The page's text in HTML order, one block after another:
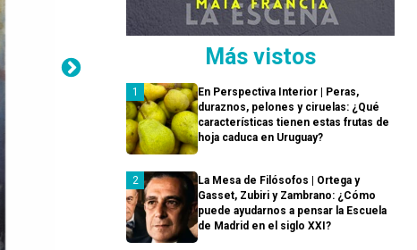
Más vistos
En Perspectiva Interior | Peras,
duraznos, pelones y ciruelas: ¿Qué
características tienen estas frutas de
hoja caduca en Uruguay?
La Mesa de Filósofos | Ortega y
Gasset, Zubiri y Zambrano: ¿Cómo
puede ayudarnos a pensar la Escuela
de Madrid en el siglo XXI?